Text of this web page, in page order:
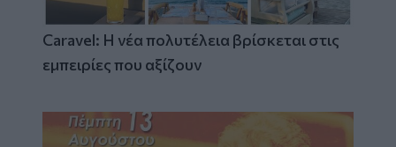
Caravel: Η νέα πολυτέλεια βρίσκεται στις
εμπειρίες που αξίζουν